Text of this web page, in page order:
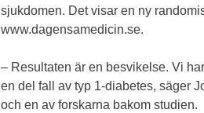
sjukdomen. Det visar en ny
www.dagensamedicin.se.
– Resultaten är en besvikelse. Vi
en del fall av typ 1-diabetes, säger
och en av forskarna bakom studien.